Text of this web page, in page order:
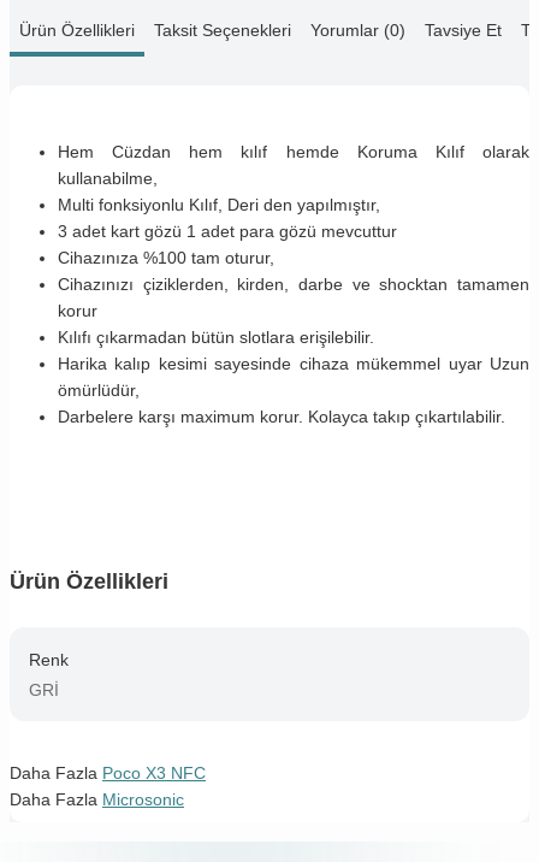
Ürün Özellikleri Taksit Seçenekleri Yorumlar (0) Tavsiye Et
Hem Cüzdan hem kılıf hemde Koruma Kılıf olarak
kullanabilme,
Multi fonksiyonlu Kılıf, Deri den yapılmıştır,
3 adet kart gözü 1 adet para gözü mevcuttur
Cihazınıza %100 tam oturur,
Cihazınızı çiziklerden, kirden, darbe ve shocktan tamamen
korur
Kılıfı çıkarmadan bütün slotlara erişilebilir.
Harika kalıp kesimi sayesinde cihaza mükemmel uyar Uzun
ömürlüdür,
Darbelere karşı maximum korur. Kolayca takıp çıkartılabilir.
Ürün Özellikleri
Renk
GRİ
Daha Fazla Poco X3 NFC
Daha Fazla Microsonic